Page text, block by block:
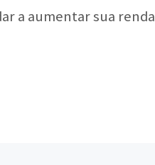
a aumentar sua renda